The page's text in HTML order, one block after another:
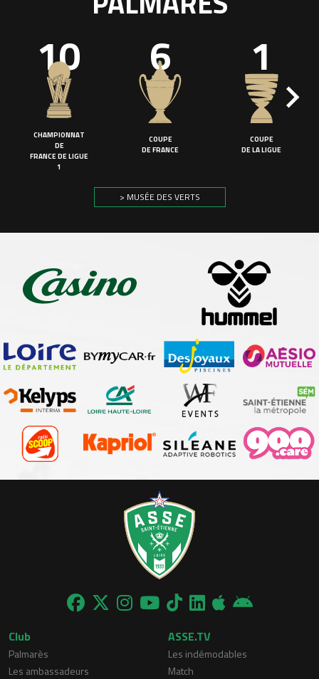
10
CHAMPIONNAT
DE
FRANCE DE LIGUE
1
6
COUPE
DE FRANCE
1
COUPE
DE LA LIGUE
> MUSÉE DES VERTS
Club
Palmarès
Les ambassadeurs
ASSE.TV
Les indémodables
Match